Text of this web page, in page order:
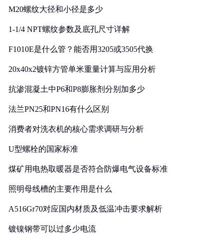
M20螺纹大径和小径是多少
1-1/4 NPT螺纹参数及底孔尺寸详解
F1010E是什么管？能否用3205或3505代换
20x40x2镀锌方管单米重量计算与应用分析
抗渗混凝土中P6和P8膨胀剂分别加多少
法兰PN25和PN16有什么区别
消费者对洗衣机的核心需求调研与分析
U型螺栓的国家标准
煤矿用电热取暖器是否符合防爆电气设备标准
照明母线槽的主要作用是什么
A516Gr70对应国内材质及低温冲击要求解析
镀镍钢带可以过多少电流